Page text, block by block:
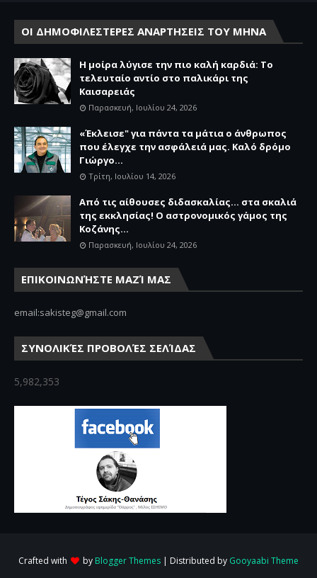
ΟΙ ΔΗΜΟΦΙΛΕΣΤΕΡΕΣ ΑΝΑΡΤΗΣΕΙΣ ΤΟΥ ΜΗΝΑ
Η μοίρα λύγισε την πιο καλή καρδιά: Το
τελευταίο αντίο στο παλικάρι της
Καισαρειάς
Παρασκευή, Ιουλίου 24, 2026
«Έκλεισε" για πάντα τα μάτια ο άνθρωπος
που έλεγχε την ασφάλειά μας. Καλό δρόμο
Γιώργο...
Τρίτη, Ιουλίου 14, 2026
Από τις αίθουσες διδασκαλίας… στα σκαλιά
της εκκλησίας! Ο αστρονομικός γάμος της
Κοζάνης...
Παρασκευή, Ιουλίου 24, 2026
ΕΠΙΚΟΙΝΩΝΉΣΤΕ ΜΑΖΊ ΜΑΣ
email:sakisteg@gmail.com
ΣΥΝΟΛΙΚΈΣ ΠΡΟΒΟΛΈΣ ΣΕΛΊΔΑΣ
5,982,353
Crafted with by Blogger Themes | Distributed by Gooyaabi Theme